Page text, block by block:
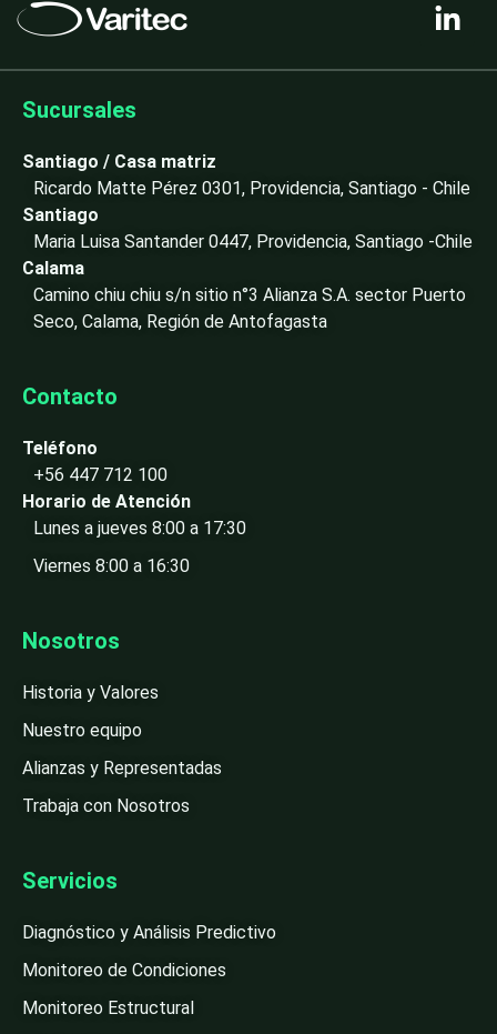
i
k
n
i
Sucursales
Santiago / Casa matriz
Ricardo Matte Pérez 0301, Providencia, Santiago - Chile
Santiago
Maria Luisa Santander 0447, Providencia, Santiago -Chile
Calama
Camino chiu chiu s/n sitio n°3 Alianza S.A. sector Puerto
Seco, Calama, Región de Antofagasta
Contacto
Teléfono
+56 447 712 100
Horario de Atención
Lunes a jueves 8:00 a 17:30
Viernes 8:00 a 16:30
Nosotros
Historia y Valores
Nuestro equipo
Alianzas y Representadas
Trabaja con Nosotros
Servicios
Diagnóstico y Análisis Predictivo
Monitoreo de Condiciones
Monitoreo Estructural